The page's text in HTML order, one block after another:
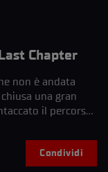
Chapter
non è andata
una gran
il percorso
Condividi